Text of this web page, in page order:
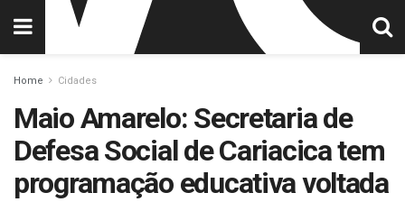
Home Cidades
Maio Amarelo: Secretaria de
Defesa Social de Cariacica tem
programação educativa voltada